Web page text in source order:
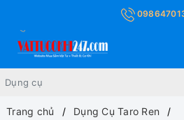
Trang chủ
Dụng Cụ Taro Ren